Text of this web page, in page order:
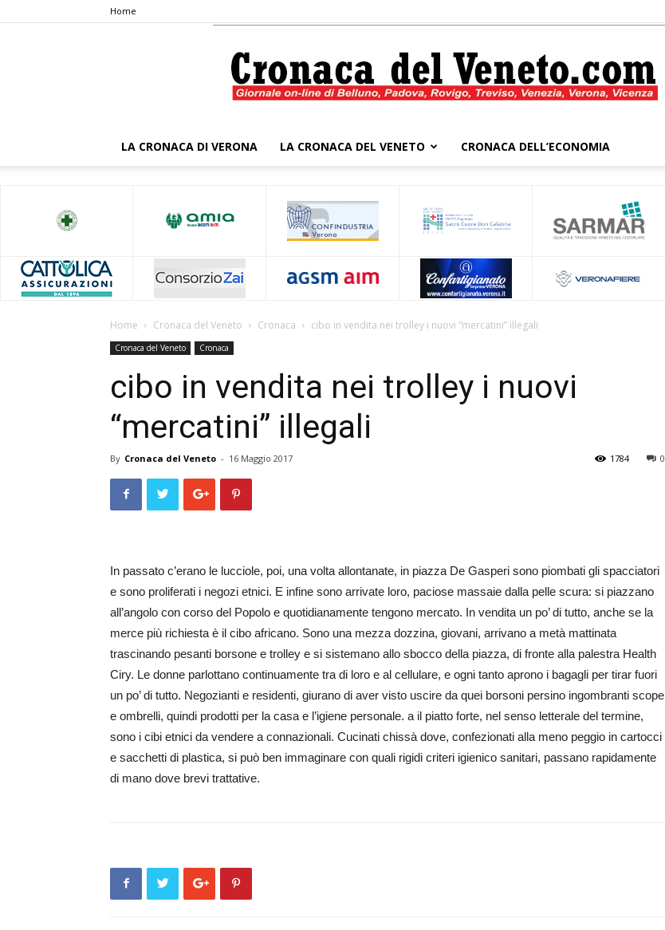
Home
Veneto
LA CRONACA DI VERONA LA CRONACA DEL VENETO CRONACA DELL’ECONOMIA
Home Cronaca del Veneto Cronaca cibo in vendita nei trolley i nuovi “mercatini” illegali
Cronaca del Veneto Cronaca
cibo in vendita nei trolley i nuovi
“mercatini” illegali
By Cronaca del Veneto - 16 Maggio 2017 0
1784
In passato c’erano le lucciole, poi, una volta allontanate, in piazza De Gasperi sono piombati gli spacciatori
e sono proliferati i negozi etnici. E infine sono arrivate loro, paciose massaie dalla pelle scura: si piazzano
all’angolo con corso del Popolo e quotidianamente tengono mercato. In vendita un po’ di tutto, anche se la
merce più richiesta è il cibo africano. Sono una mezza dozzina, giovani, arrivano a metà mattinata
trascinando pesanti borsone e trolley e si sistemano allo sbocco della piazza, di fronte alla palestra Health
Ciry. Le donne parlottano continuamente tra di loro e al cellulare, e ogni tanto aprono i bagagli per tirar fuori
un po’ di tutto. Negozianti e residenti, giurano di aver visto uscire da quei borsoni persino ingombranti scope
e ombrelli, quindi prodotti per la casa e l’igiene personale. a il piatto forte, nel senso letterale del termine,
sono i cibi etnici da vendere a connazionali. Cucinati chissà dove, confezionati alla meno peggio in cartocci
e sacchetti di plastica, si può ben immaginare con quali rigidi criteri igienico sanitari, passano rapidamente
di mano dove brevi trattative.